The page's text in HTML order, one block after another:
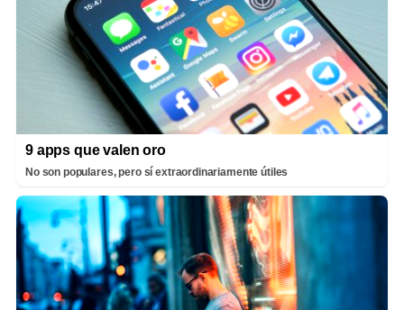
9 apps que valen oro
No son populares, pero sí extraordinariamente útiles